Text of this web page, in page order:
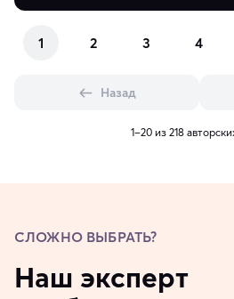
1 2 3 4
Назад
1–20 из 218
СЛОЖНО ВЫБРАТЬ?
Наш эксперт